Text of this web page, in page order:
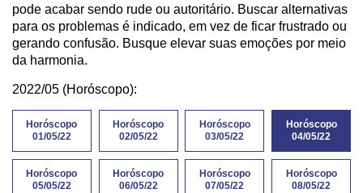
pode acabar sendo rude ou autoritário. Buscar alternativas
para os problemas é indicado, em vez de ficar frustrado ou
gerando confusão. Busque elevar suas emoções por meio
da harmonia.
2022/05 (Horóscopo):
Horóscopo
01/05/22
Horóscopo
02/05/22
Horóscopo
03/05/22
Horóscopo
04/05/22
Horóscopo
05/05/22
Horóscopo
06/05/22
Horóscopo
07/05/22
Horóscopo
08/05/22